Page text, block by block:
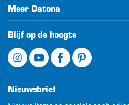
Meer Datona
Blijf op de hoogte
Nieuwsbrief